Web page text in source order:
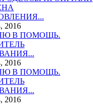
2016
В ПОМОЩЬ.
2016
В ПОМОЩЬ.
2016